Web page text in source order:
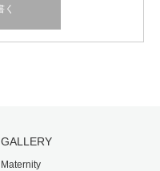
GALLERY
Maternity